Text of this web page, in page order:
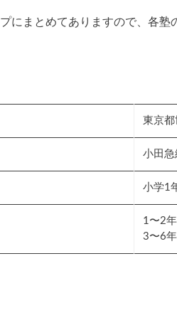
にまとめてありますので、各塾
東京
小田
小学1
1〜2
3〜6